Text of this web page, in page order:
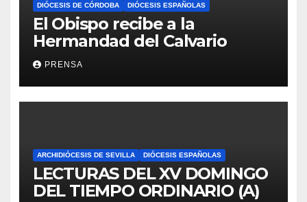
DIÓCESIS DE CÓRDOBA DIÓCESIS ESPAÑOLAS
El Obispo recibe a la
Hermandad del Calvario
PRENSA
ARCHIDIÓCESIS DE SEVILLA DIÓCESIS ESPAÑOLAS
LECTURAS DEL XV DOMINGO
DEL TIEMPO ORDINARIO (A)